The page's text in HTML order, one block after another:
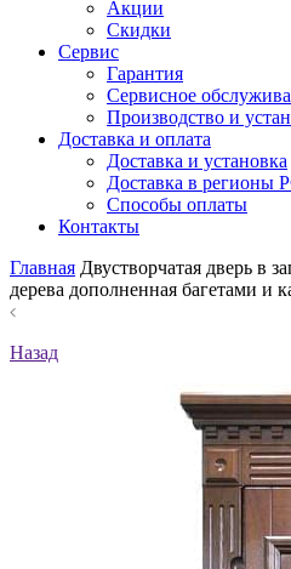
Акции
Скидки
Сервис
Гарантия
Сервисное
Производство и
Доставка и оплата
Доставка и установка
Доставка в регионы
Способы оплаты
Контакты
Главная Двустворчатая дверь в
дерева дополненная багетами и
Назад